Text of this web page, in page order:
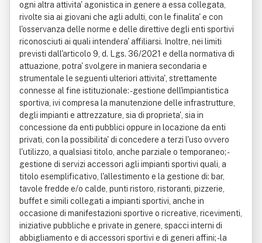
ogni altra attivita' agonistica in genere a essa collegata,
rivolte sia ai giovani che agli adulti, con le finalita' e con
l'osservanza delle norme e delle direttive degli enti sportivi
riconosciuti ai quali intendera' affiliarsi. Inoltre, nei limiti
previsti dall'articolo 9, d. Lgs. 36/2021 e della normativa di
attuazione, potra' svolgere in maniera secondaria e
strumentale le seguenti ulteriori attivita', strettamente
connesse al fine istituzionale: - gestione dell'impiantistica
sportiva, ivi compresa la manutenzione delle infrastrutture,
degli impianti e attrezzature, sia di proprieta', sia in
concessione da enti pubblici oppure in locazione da enti
privati, con la possibilita' di concedere a terzi l'uso ovvero
l'utilizzo, a qualsiasi titolo, anche parziale o temporaneo; -
gestione di servizi accessori agli impianti sportivi quali, a
titolo esemplificativo, l'allestimento e la gestione di: bar,
tavole fredde e/o calde, punti ristoro, ristoranti, pizzerie,
buffet e simili collegati a impianti sportivi, anche in
occasione di manifestazioni sportive o ricreative, ricevimenti,
iniziative pubbliche e private in genere, spacci interni di
abbigliamento e di accessori sportivi e di generi affini; - la